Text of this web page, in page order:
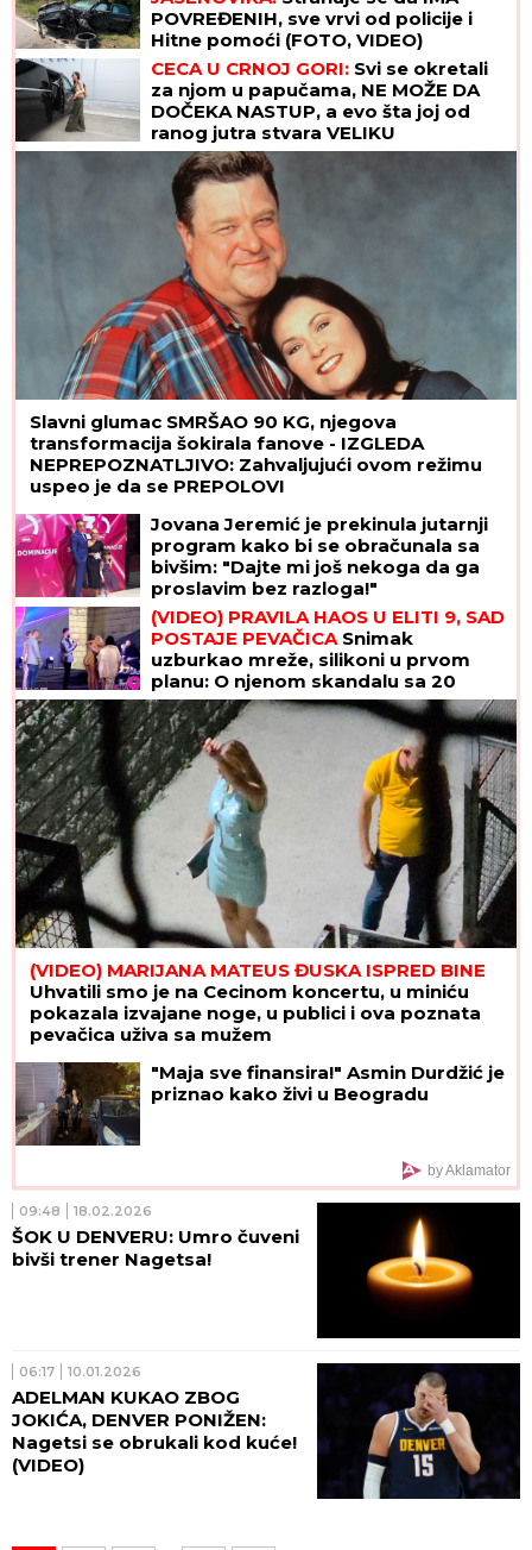
POVREĐENIH, sve vrvi od policije i
Hitne pomoći (FOTO, VIDEO)
CECA U CRNOJ GORI: Svi se okretali
za njom u papučama, NE MOŽE DA
DOČEKA NASTUP, a evo šta joj od
ranog jutra stvara VELIKU
NELAGODU! (VIDEO)
Slavni glumac SMRŠAO 90 KG, njegova
transformacija šokirala fanove - IZGLEDA
NEPREPOZNATLJIVO: Zahvaljujući ovom režimu
uspeo je da se PREPOLOVI
Jovana Jeremić je prekinula jutarnji
program kako bi se obračunala sa
bivšim: "Dajte mi još nekoga da ga
proslavim bez razloga!"
(VIDEO) PRAVILA HAOS U ELITI 9, SAD
POSTAJE PEVAČICA Snimak
uzburkao mreže, silikoni u prvom
planu: O njenom skandalu sa 20
godina starijim brujao Balkan
(VIDEO) MARIJANA MATEUS ĐUSKA ISPRED BINE
Uhvatili smo je na Cecinom koncertu, u miniću
pokazala izvajane noge, u publici i ova poznata
pevačica uživa sa mužem
"Maja sve finansira!" Asmin Durdžić je
priznao kako živi u Beogradu
by Aklamator
09:48 18.02.2026
ŠOK U DENVERU: Umro čuveni
bivši trener Nagetsa!
06:17 10.01.2026
ADELMAN KUKAO ZBOG
JOKIĆA, DENVER PONIŽEN:
Nagetsi se obrukali kod kuće!
(VIDEO)